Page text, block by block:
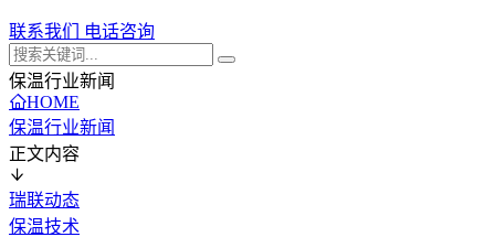
联系我们 电话咨询
保温行业新闻
HOME
保温行业新闻
正文内容
瑞联动态
保温技术